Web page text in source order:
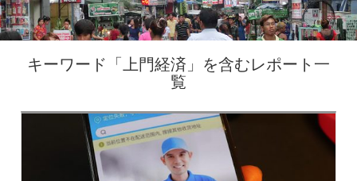
キーワード「上門経済」を含むレポート一
覧